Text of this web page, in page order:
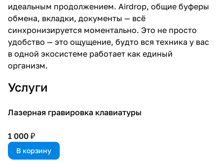
идеальным продолжением. Airdrop, общие буферы
обмена, вкладки, документы — всё
синхронизируется моментально. Это не просто
удобство — это ощущение, будто вся техника у вас
в одной экосистеме работает как единый
организм.
Услуги
Лазерная гравировка клавиатуры
1 000 ₽
В корзину